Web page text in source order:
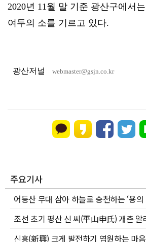
2020년 11월 말 기준 광산구에서
여두의 소를 기르고 있다.
광산저널 webmaster@gsjn.co.kr
주요기사
어등산 무대 삼아 하늘로 승천하는 ‘용의
조선 초기 평산 신 씨(平山申氏) 개촌 알
신흥(新興) 크게 발전하기 염원하는 마